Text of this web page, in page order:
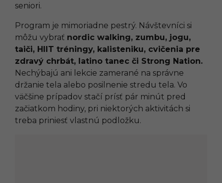
seniori.
Program je mimoriadne pestrý. Návštevníci si
môžu vybrať nordic walking, zumbu, jogu,
taiči, HIIT tréningy, kalisteniku, cvičenia pre
zdravý chrbát, latino tanec či Strong Nation.
Nechýbajú ani lekcie zamerané na správne
držanie tela alebo posilnenie stredu tela. Vo
väčšine prípadov stačí prísť pár minút pred
začiatkom hodiny, pri niektorých aktivitách si
treba priniesť vlastnú podložku.